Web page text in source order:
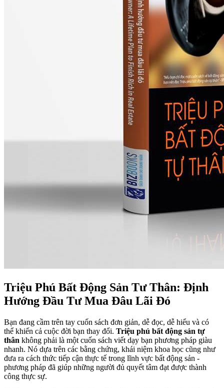
Triệu Phú Bất Động Sản Tư Thân: Định
Hướng Đầu Tư Mua Đâu Lãi Đó
Bạn đang cầm trên tay cuốn sách đơn giản, dễ đọc, dễ hiểu và có
thể khiến cả cuộc đời bạn thay đổi. Triệu phú bất động sản tự
thân không phải là một cuốn sách viết dạy bạn phương pháp giàu
nhanh. Nó dựa trên các bằng chứng, khái niệm khoa học cũng như
đưa ra cách thức tiếp cận thực tế trong lĩnh vực bất động sản -
phương pháp đã giúp những người đủ quyết tâm đạt được thành
công thực sự.